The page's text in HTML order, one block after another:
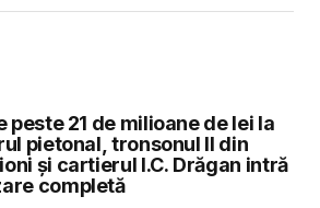
peste 21 de milioane de lei la
pietonal, tronsonul II din
și cartierul I.C. Drăgan intră
completă